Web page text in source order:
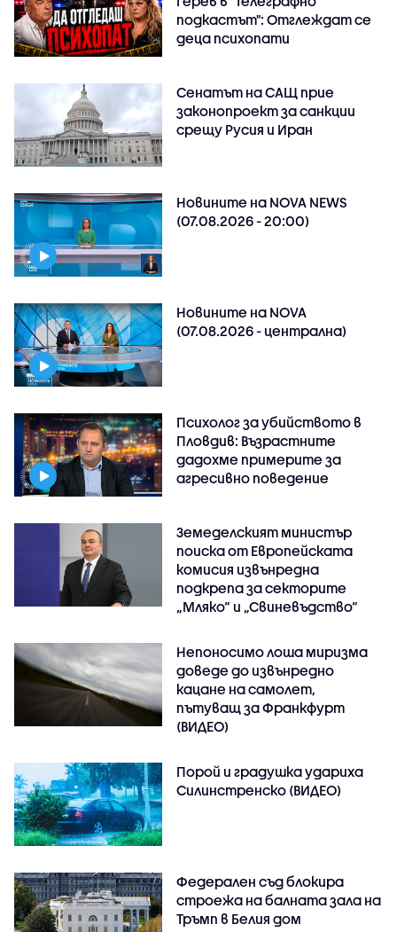
подкастът": Отглеждат се
деца психопати
Сенатът на САЩ прие
законопроект за санкции
срещу Русия и Иран
Новините на NOVA NEWS
(07.08.2026 - 20:00)
Новините на NOVA
(07.08.2026 - централна)
Психолог за убийството в
Пловдив: Възрастните
дадохме примерите за
агресивно поведение
Земеделският министър
поиска от Европейската
комисия извънредна
подкрепа за секторите
„Мляко“ и „Свиневъдство“
Непоносимо лоша миризма
доведе до извънредно
кацане на самолет,
пътуващ за Франкфурт
(ВИДЕО)
Порой и градушка удариха
Силинстренско (ВИДЕО)
Федерален съд блокира
строежа на балната зала на
Тръмп в Белия дом